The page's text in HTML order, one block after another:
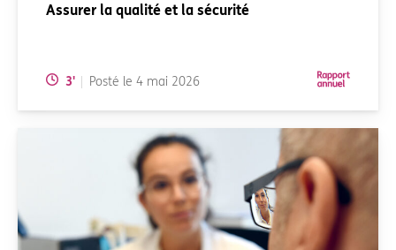
Assurer la qualité et la sécurité
Temps de lecture:
3' Posté le 4 mai 2026